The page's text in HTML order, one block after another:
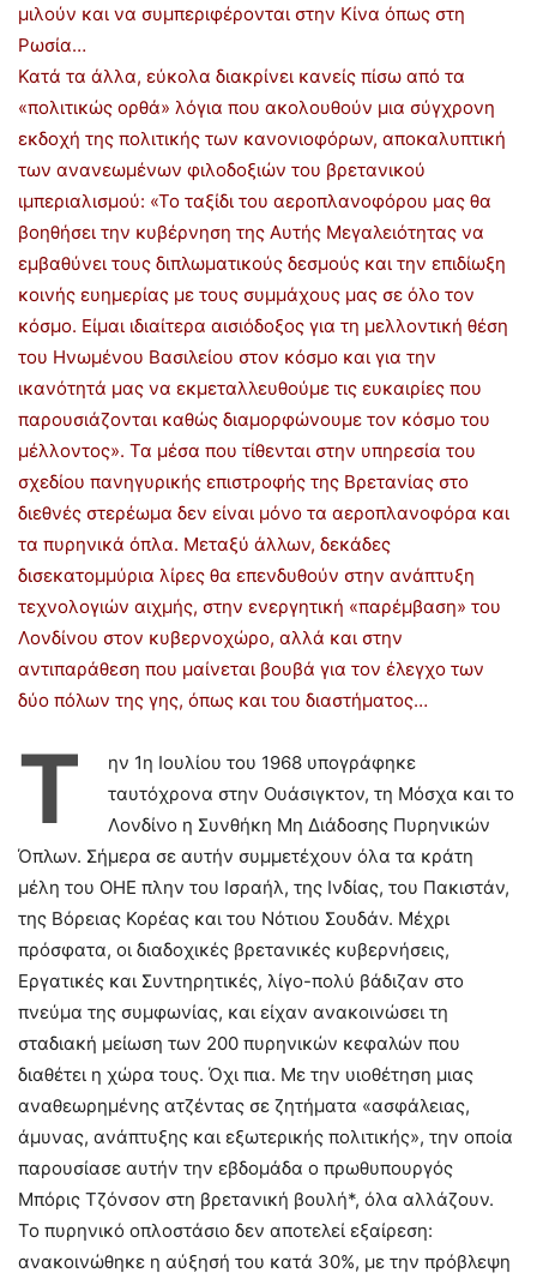
μιλούν και να συμπεριφέρονται στην Κίνα όπως στη
Ρωσία…
Κατά τα άλλα, εύκολα διακρίνει κανείς πίσω από τα
«πολιτικώς ορθά» λόγια που ακολουθούν μια σύγχρονη
εκδοχή της πολιτικής των κανονιοφόρων, αποκαλυπτική
των ανανεωμένων φιλοδοξιών του βρετανικού
ιμπεριαλισμού: «Το ταξίδι του αεροπλανοφόρου μας θα
βοηθήσει την κυβέρνηση της Αυτής Μεγαλειότητας να
εμβαθύνει τους διπλωματικούς δεσμούς και την επιδίωξη
κοινής ευημερίας με τους συμμάχους μας σε όλο τον
κόσμο. Είμαι ιδιαίτερα αισιόδοξος για τη μελλοντική θέση
του Ηνωμένου Βασιλείου στον κόσμο και για την
ικανότητά μας να εκμεταλλευθούμε τις ευκαιρίες που
παρουσιάζονται καθώς διαμορφώνουμε τον κόσμο του
μέλλοντος». Τα μέσα που τίθενται στην υπηρεσία του
σχεδίου πανηγυρικής επιστροφής της Βρετανίας στο
διεθνές στερέωμα δεν είναι μόνο τα αεροπλανοφόρα και
τα πυρηνικά όπλα. Μεταξύ άλλων, δεκάδες
δισεκατομμύρια λίρες θα επενδυθούν στην ανάπτυξη
τεχνολογιών αιχμής, στην ενεργητική «παρέμβαση» του
Λονδίνου στον κυβερνοχώρο, αλλά και στην
αντιπαράθεση που μαίνεται βουβά για τον έλεγχο των
δύο πόλων της γης, όπως και του διαστήματος…
Τ
ην 1η Ιουλίου του 1968 υπογράφηκε
ταυτόχρονα στην Ουάσιγκτον, τη Μόσχα και το
Λονδίνο η Συνθήκη Μη Διάδοσης Πυρηνικών
Όπλων. Σήμερα σε αυτήν συμμετέχουν όλα τα κράτη
μέλη του ΟΗΕ πλην του Ισραήλ, της Ινδίας, του Πακιστάν,
της Βόρειας Κορέας και του Νότιου Σουδάν. Μέχρι
πρόσφατα, οι διαδοχικές βρετανικές κυβερνήσεις,
Εργατικές και Συντηρητικές, λίγο-πολύ βάδιζαν στο
πνεύμα της συμφωνίας, και είχαν ανακοινώσει τη
σταδιακή μείωση των 200 πυρηνικών κεφαλών που
διαθέτει η χώρα τους. Όχι πια. Με την υιοθέτηση μιας
αναθεωρημένης ατζέντας σε ζητήματα «ασφάλειας,
άμυνας, ανάπτυξης και εξωτερικής πολιτικής», την οποία
παρουσίασε αυτήν την εβδομάδα ο πρωθυπουργός
Μπόρις Τζόνσον στη βρετανική βουλή*, όλα αλλάζουν.
Το πυρηνικό οπλοστάσιο δεν αποτελεί εξαίρεση:
ανακοινώθηκε η αύξησή του κατά 30%, με την πρόβλεψη